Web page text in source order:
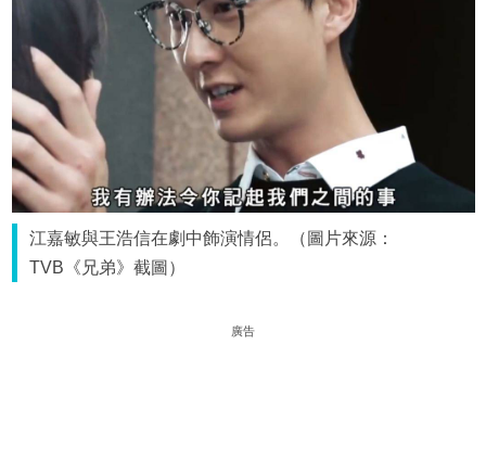
江嘉敏與王浩信在劇中飾演情侶。（圖片來源：
TVB《兄弟》截圖）
廣告